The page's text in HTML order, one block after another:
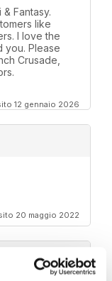
Fantasy.
like
I love the
you. Please
Crusade,
12 gennaio 2026
20 maggio 2022